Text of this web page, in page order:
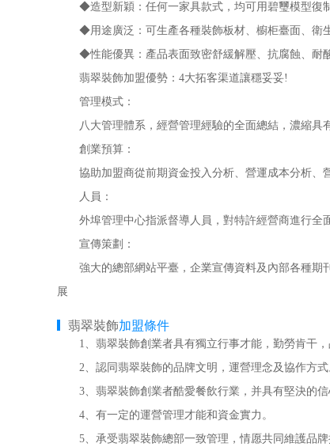
◆造型新穎：任何一家具款式，均可用碧璽模型復制
◆用途廣泛：可生產各種裝飾板材、櫥柜臺面、衛生
◆性能優異：產品表面致密舒緩解壓、抗腐蝕、耐酸
翡翠裝飾加盟優勢：4大拓客渠道讓穩妥妥!
管理模式：
八大管理體系，經營管理經驗的全面總結，濃縮具
創業預算：
協助加盟商從前期資金投入分析、營運成本分析、
人員：
外埠管理中心指派督導人員，對特許經營商進行全
宣傳策劃：
強大的總部網站平臺，企業宣傳資料及內部各種期
展
翡翠裝飾加盟條件
1、翡翠裝飾創業者具有獨立行事才能，勤勞肯干，
2、認同翡翠裝飾的品牌文明，運營理念及協作方式
3、翡翠裝飾創業者酷愛餐飲行業，并具有堅決的信
4、有一定的運營管理才能和資金實力。
5、承受翡翠裝飾總部一致管理，情愿共同維護品牌